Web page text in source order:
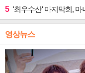
5 '최우수산' 마지막회,
영상뉴스